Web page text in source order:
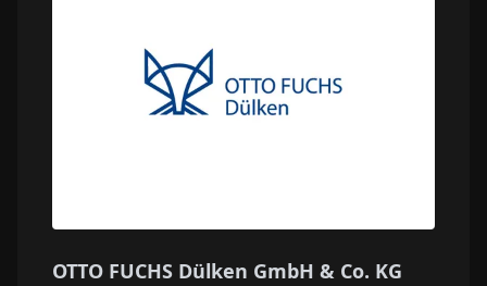
OTTO FUCHS Dülken GmbH & Co. KG